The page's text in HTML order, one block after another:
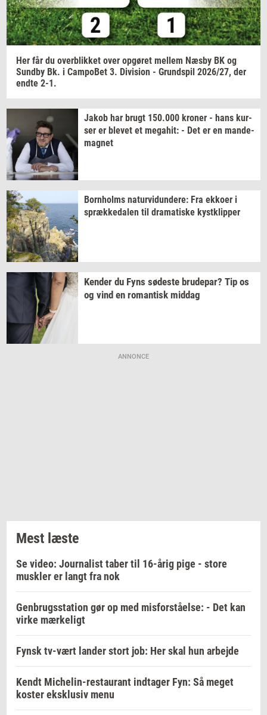
Her får du over­blik­ket over op­gø­ret mel­lem Næsby BK og
Sund­by Bk. i Cam­po­Bet 3. Di­vi­sion - Grund­spil 2026/27, der
endte 2-1.
Jakob har brugt 150.000 kro­ner - hans kur­
ser er ble­vet et me­ga­hit: - Det er en mande-​
magnet
Born­holms na­tur­vi­dun­de­re: Fra ek­ko­er i
spræk­ke­da­len til dra­ma­ti­ske kyst­klip­per
Ken­der du Fyns sø­de­ste bru­de­par? Tip os
og vind en ro­man­tisk mid­dag
ANNONCE
Mest læste
Se video: Journalist taber til 16-årig pige - store
muskler er langt fra nok
Genbrugsstation gør op med misforståelse: - Det kan
virke mærkeligt
Fynsk tv-vært lander stort job: Her skal hun arbejde
Kendt Michelin-restaurant indtager Fyn: Så meget
koster eksklusiv menu